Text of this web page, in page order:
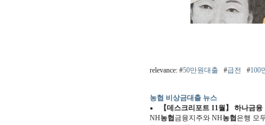
relevance: #50만원대출 #급전 #100
농협 비상금대출 뉴스
【데스크리포트 11월】 하나금
NH농협금융지주와 NH농협은행 모